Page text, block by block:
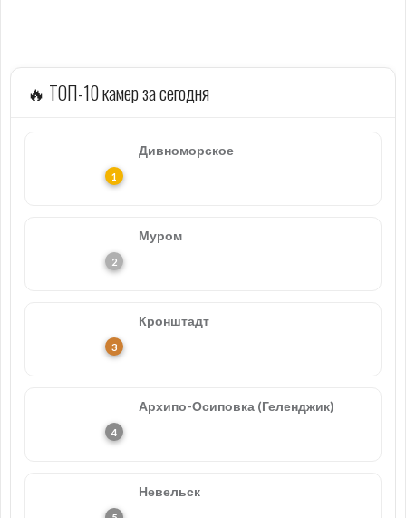
🔥 ТОП-10 камер за сегодня
Дивноморское
Муром
Кронштадт
Архипо-Осиповка (Геленджик)
Невельск